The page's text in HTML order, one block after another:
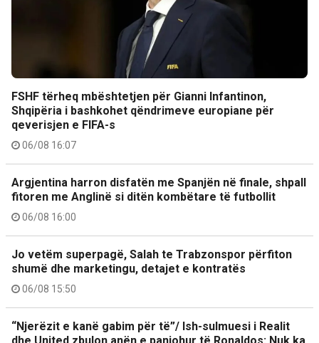
FSHF tërheq mbështetjen për Gianni Infantinon,
Shqipëria i bashkohet qëndrimeve europiane për
qeverisjen e FIFA-s
06/08 16:07
Argjentina harron disfatën me Spanjën në finale, shpall
fitoren me Anglinë si ditën kombëtare të futbollit
06/08 16:00
Jo vetëm superpagë, Salah te Trabzonspor përfiton
shumë dhe marketingu, detajet e kontratës
06/08 15:50
“Njerëzit e kanë gabim për të”/ Ish-sulmuesi i Realit